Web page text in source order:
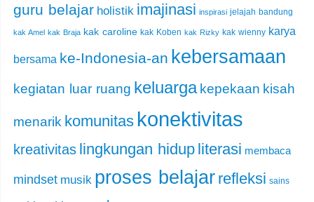
guru belajar holistik imajinasi inspirasi jelajah bandung
kak Amel kak Braja kak caroline kak Koben kak Rizky kak wienny karya
bersama ke-Indonesia-an kebersamaan
kegiatan luar ruang keluarga kepekaan kisah
menarik komunitas konektivitas
kreativitas lingkungan hidup literasi membaca
mindset musik proses belajar refleksi sains